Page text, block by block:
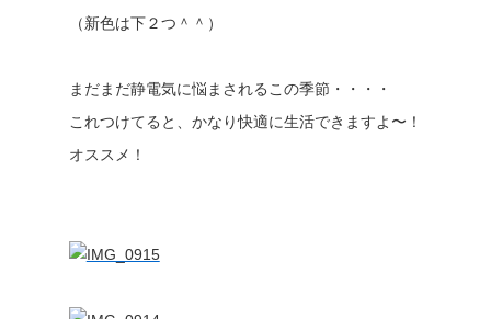
（新色は下２つ＾＾）
まだまだ静電気に悩まされるこの季節・・・・
これつけてると、かなり快適に生活できますよ〜！
オススメ！